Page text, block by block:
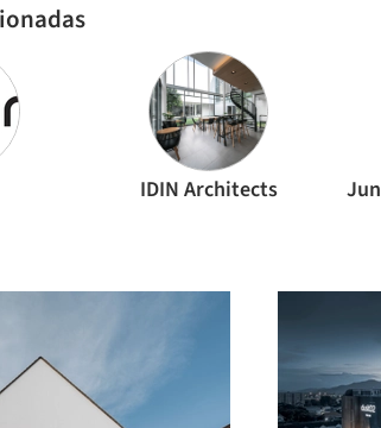
IDIN Architects